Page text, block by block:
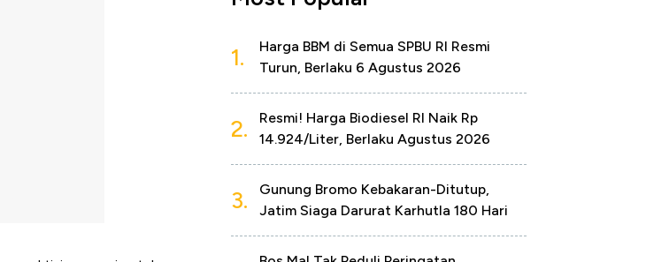
1.
Harga BBM di Semua SPBU RI Resmi
Turun, Berlaku 6 Agustus 2026
2.
Resmi! Harga Biodiesel RI Naik Rp
14.924/Liter, Berlaku Agustus 2026
3.
Gunung Bromo Kebakaran-Ditutup,
Jatim Siaga Darurat Karhutla 180 Hari